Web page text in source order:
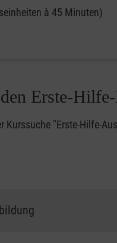
à 45 Minuten)
Erste-
Kurssuche "Erste-Hilfe-